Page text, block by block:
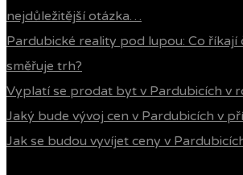
nejdůležitější otázka…
Pardubické reality pod lupou: Co říkají
směřuje trh?
Vyplatí se prodat byt v Pardubicích v
Jaký bude vývoj cen v Pardubicích v
Jak se budou vyvíjet ceny v